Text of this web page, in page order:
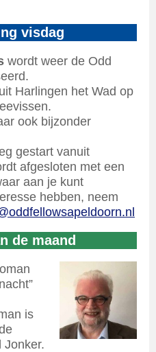
visdag
wordt weer de Odd
Harlingen het Wad op
ook bijzonder
gestart vanuit
afgesloten met een
aan je kunt
hebben, neem
de maand
is
Jonker.